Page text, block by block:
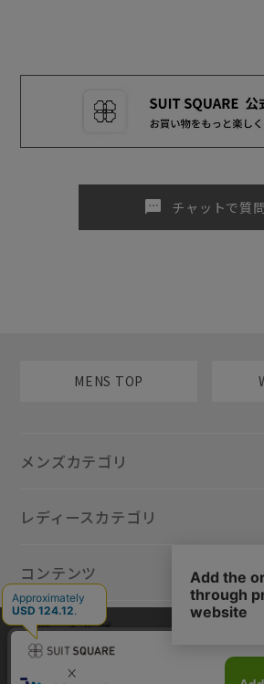
sms チャットで質問
MENS TOP
メンズカテゴリ
レディースカテゴリ
コンテンツ
規約・ヘルプ
当サイトでは利用体験の向上およびコンテン
ックの分析を目的としてCookieを使用していま